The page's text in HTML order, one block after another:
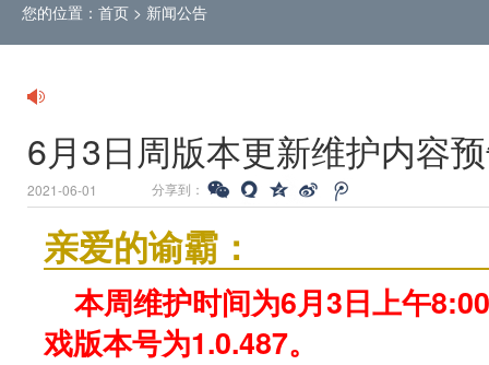
您的位置： 首页 > 新闻公告
6月3日周版本更新维护内容
2021-06-01 分享到：
亲爱的谕霸：
本周维护时间为6月3日上午
戏版本号为1.0.487。